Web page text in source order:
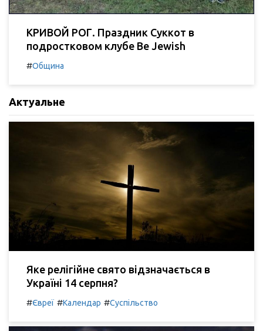
КРИВОЙ РОГ. Праздник Суккот в
подростковом клубе Be Jewish
#Община
Актуальне
Яке релігійне свято відзначається в
Україні 14 серпня?
#Євреї #Календар #Суспільство